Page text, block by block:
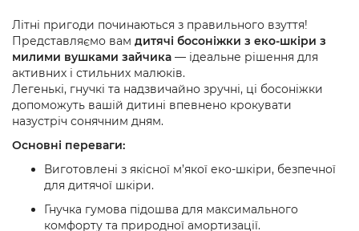
Літні пригоди починаються з правильного взуття!
Представляємо вам дитячі босоніжки з еко-шкіри з
милими вушками зайчика — ідеальне рішення для
активних і стильних малюків.
Легенькі, гнучкі та надзвичайно зручні, ці босоніжки
допоможуть вашій дитині впевнено крокувати
назустріч сонячним дням.
Основні переваги:
Виготовлені з якісної м’якої еко-шкіри, безпечної
для дитячої шкіри.
Гнучка гумова підошва для максимального
комфорту та природної амортизації.